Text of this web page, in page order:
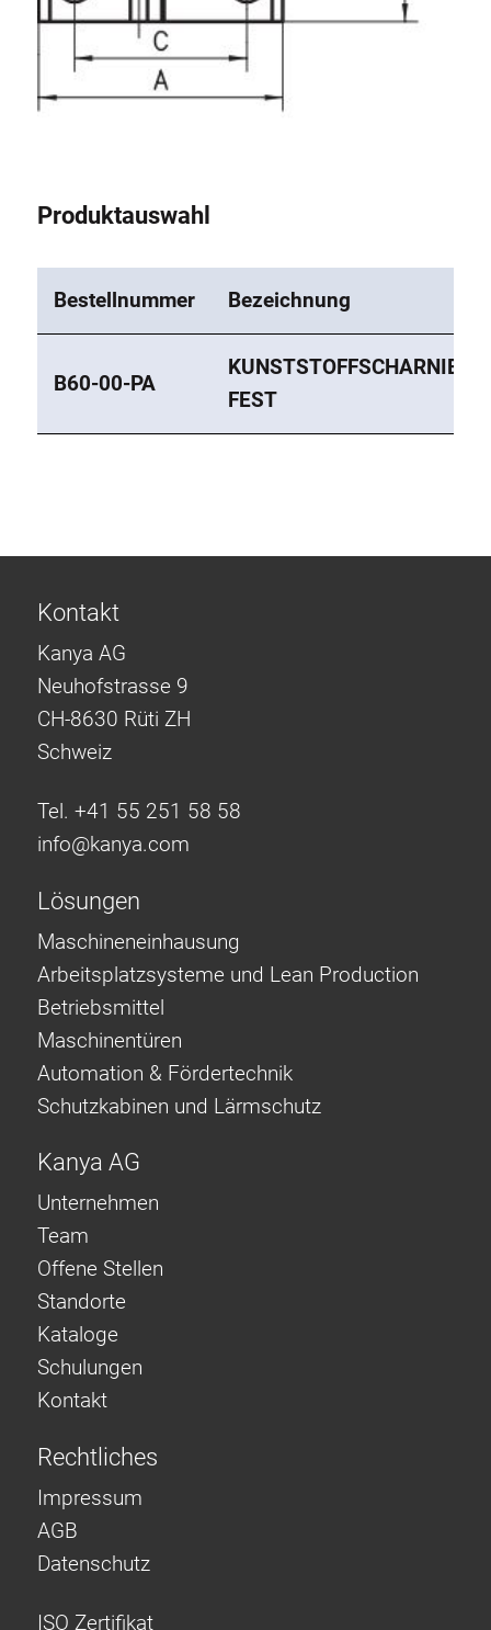
Produktauswahl
Bestellnummer Bezeichnung
B60-00-PA
KUNSTSTOFFSCHARNIER
FEST
Kontakt
Kanya AG
Neuhofstrasse 9
CH-8630 Rüti ZH
Schweiz
Tel. +41 55 251 58 58
info@kanya.com
Lösungen
Maschineneinhausung
Arbeitsplatzsysteme und Lean Production
Betriebsmittel
Maschinentüren
Automation & Fördertechnik
Schutzkabinen und Lärmschutz
Kanya AG
Unternehmen
Team
Offene Stellen
Standorte
Kataloge
Schulungen
Kontakt
Rechtliches
Impressum
AGB
Datenschutz
ISO Zertifikat